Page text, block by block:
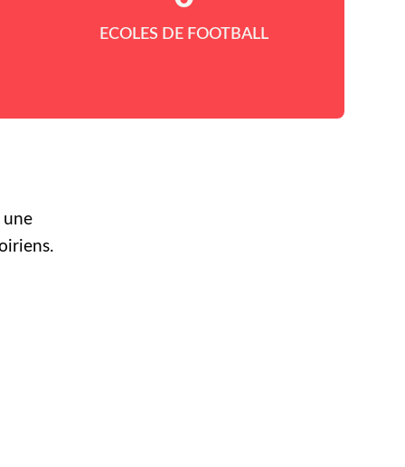
ECOLES DE FOOTBALL
une